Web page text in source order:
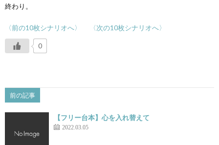
終わり。
〈前の10枚シナリオへ〉 〈次の10枚シナリオへ〉
0
前の記事
【フリー台本】心を入れ替えて
2022.03.05